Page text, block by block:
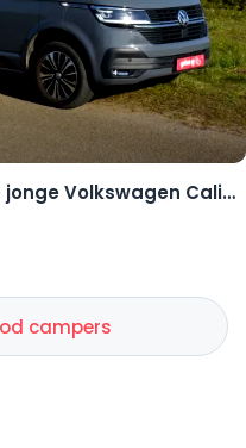
Ontdek de vrijheid met deze jonge Volkswagen California Coast
campers